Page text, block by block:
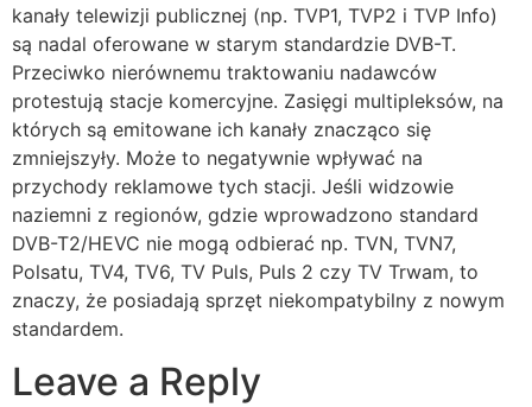
kanały telewizji publicznej (np. TVP1, TVP2 i TVP Info)
są nadal oferowane w starym standardzie DVB-T.
Przeciwko nierównemu traktowaniu nadawców
protestują stacje komercyjne. Zasięgi multipleksów, na
których są emitowane ich kanały znacząco się
zmniejszyły. Może to negatywnie wpływać na
przychody reklamowe tych stacji. Jeśli widzowie
naziemni z regionów, gdzie wprowadzono standard
DVB-T2/HEVC nie mogą odbierać np. TVN, TVN7,
Polsatu, TV4, TV6, TV Puls, Puls 2 czy TV Trwam, to
znaczy, że posiadają sprzęt niekompatybilny z nowym
standardem.
Leave a Reply